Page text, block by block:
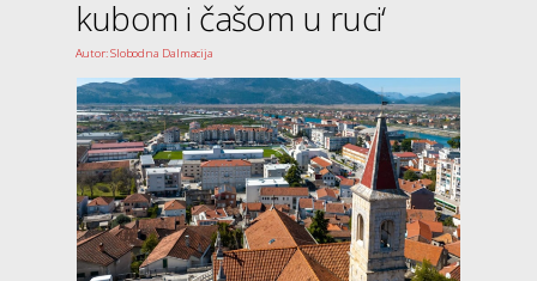
kubom i čašom u ruci‘
Autor: Slobodna Dalmacija